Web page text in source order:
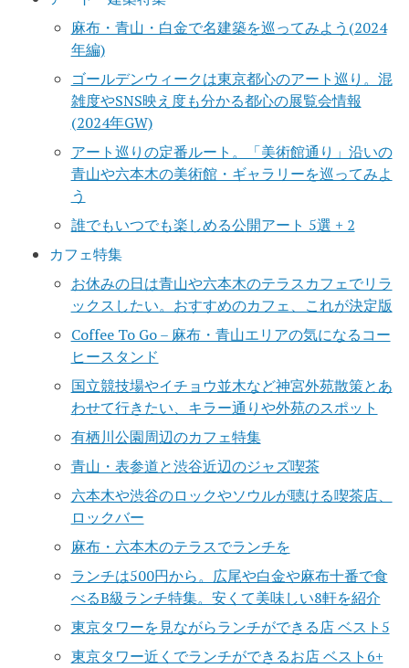
麻布・青山・白金で名建築を巡ってみよう(2024
年編)
ゴールデンウィークは東京都心のアート巡り。混
雑度やSNS映え度も分かる都心の展覧会情報
(2024年GW)
アート巡りの定番ルート。「美術館通り」沿いの
青山や六本木の美術館・ギャラリーを巡ってみよ
う
誰でもいつでも楽しめる公開アート 5選 + 2
カフェ特集
お休みの日は青山や六本木のテラスカフェでリラ
ックスしたい。おすすめのカフェ、これが決定版
Coffee To Go – 麻布・青山エリアの気になるコー
ヒースタンド
国立競技場やイチョウ並木など神宮外苑散策とあ
わせて行きたい、キラー通りや外苑のスポット
有栖川公園周辺のカフェ特集
青山・表参道と渋谷近辺のジャズ喫茶
六本木や渋谷のロックやソウルが聴ける喫茶店、
ロックバー
麻布・六本木のテラスでランチを
ランチは500円から。広尾や白金や麻布十番で食
べるB級ランチ特集。安くて美味しい8軒を紹介
東京タワーを見ながらランチができる店 ベスト5
東京タワー近くでランチができるお店 ベスト6+